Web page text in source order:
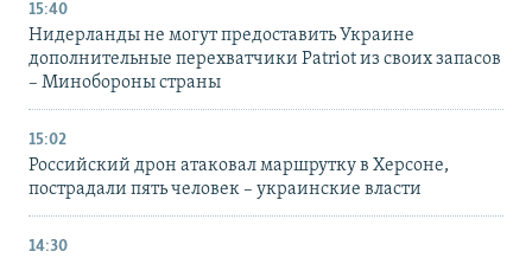
15:40
Нидерланды не могут предоставить Украине
дополнительные перехватчики Patriot из своих запасов
– Минобороны страны
15:02
Российский дрон атаковал маршрутку в Херсоне,
пострадали пять человек – украинские власти
14:30